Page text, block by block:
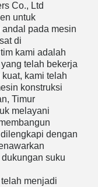
Co., Ltd
untuk
pada mesin
di
kami adalah
telah bekerja
kami telah
konstruksi
Timur
melayani
dengan
suku
menjadi